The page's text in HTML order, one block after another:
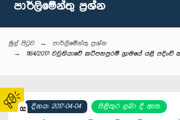
02
පාර්ලි‌මේන්තු‌ ප්‍රශ්න
මුල් පිටුව
පාර්ලි‌මේන්තු‌ ප්‍රශ්න
1164/2017: වවුනියාවේ කට්පහපුරම් ග්‍රාමයේ යළි
දිනය: 2017-04-04 පිළිතුර ලබා දී ඇත